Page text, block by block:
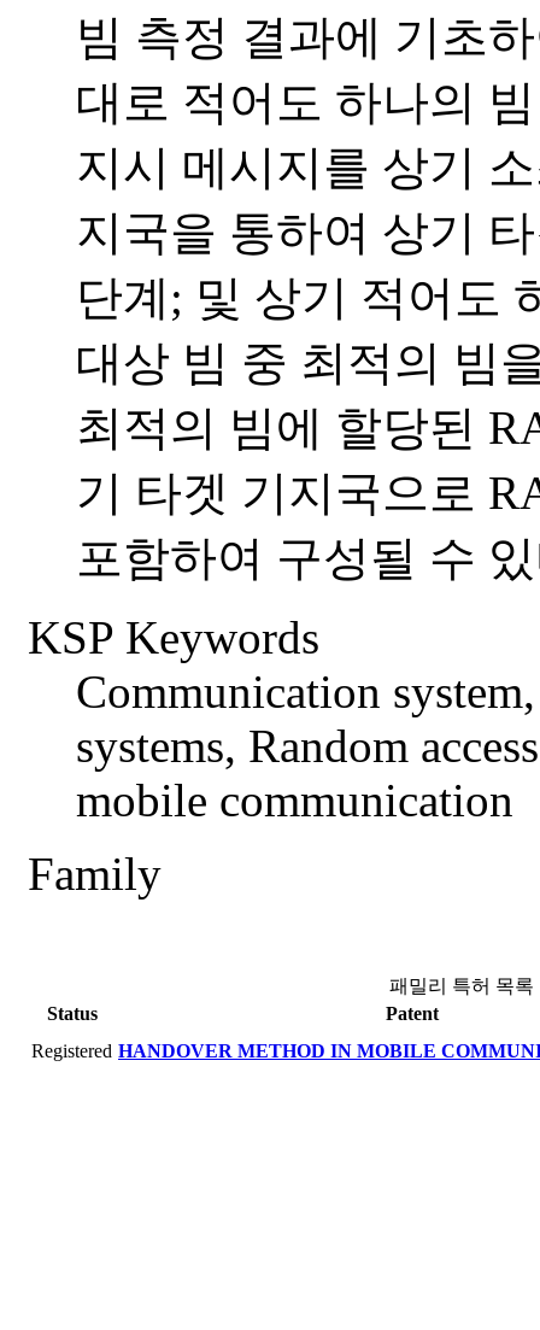
빔 측정 결과에 기초
대로 적어도 하나의
지시 메시지를 상기
지국을 통하여 상기
단계; 및 상기 적어도
대상 빔 중 최적의 빔
최적의 빔에 할당된
기 타겟 기지국으로
포함하여 구성될 수
KSP Keywords
Communication
systems, Random
mobile communication
Family
패밀리 특허 목록
Status
Patent
Registered HANDOVER METHOD IN MOBILE